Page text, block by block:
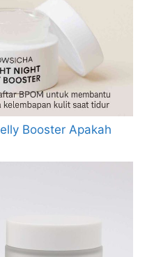
Booster Apakah